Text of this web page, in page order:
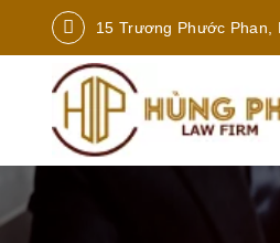
15 Trương Phước Phan,